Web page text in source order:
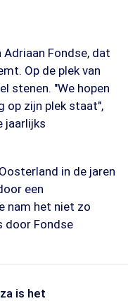
Fondse, dat
Op de plek van
stenen. "We hopen
op zijn plek staat",
jaarlijks
in de jaren
een
nam het niet zo
door Fondse
is het